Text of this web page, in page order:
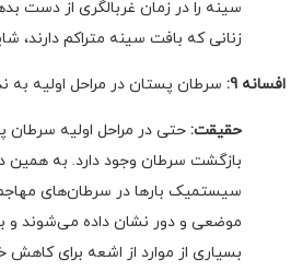
سینه را در زمان غربالگری از دست
زنانی که بافت سینه متراکم دارند،
افسانه 9: سرطان پستان در مراحل اولیه به
حقیقت: حتی در مراحل اولیه
بازگشت سرطان وجود دارد. به همین
سیستمیک بارها در سرطان‌های
موضعی و دور نشان داده می‌شوند و
بسیاری از موارد از اشعه برای